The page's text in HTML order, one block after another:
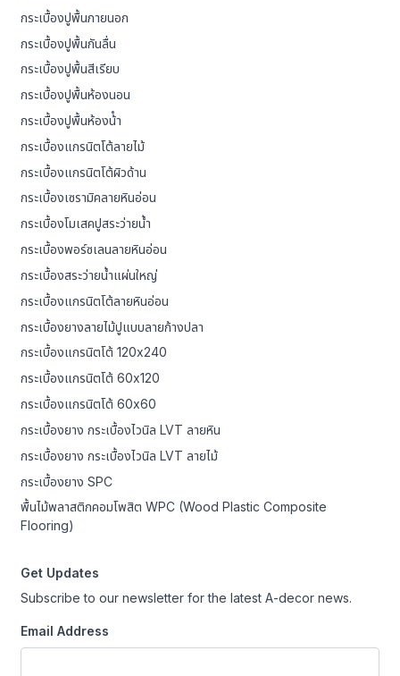
กระเบื้องปูพื้นภายนอก
กระเบื้องปูพื้นกันลื่น
กระเบื้องปูพื้นสีเรียบ
กระเบื้องปูพื้นห้องนอน
กระเบื้องปูพื้นห้องน้ํา
กระเบื้องแกรนิตโต้ลายไม้
กระเบื้องแกรนิตโต้ผิวด้าน
กระเบื้องเซรามิคลายหินอ่อน
กระเบื้องโมเสคปูสระว่ายน้ำ
กระเบื้องพอร์ซเลนลายหินอ่อน
กระเบื้องสระว่ายน้ำแผ่นใหญ่
กระเบื้องแกรนิตโต้ลายหินอ่อน
กระเบื้องยางลายไม้ปูแบบลายก้างปลา
กระเบื้องแกรนิตโต้ 120x240
กระเบื้องแกรนิตโต้ 60x120
กระเบื้องแกรนิตโต้ 60x60
กระเบื้องยาง กระเบื้องไวนิล LVT ลายหิน
กระเบื้องยาง กระเบื้องไวนิล LVT ลายไม้
กระเบื้องยาง SPC
พื้นไม้พลาสติกคอมโพสิต WPC (Wood Plastic Composite
Flooring)
Get Updates
Subscribe to our newsletter for the latest A-decor news.
Email Address